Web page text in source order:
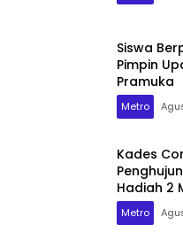
Siswa
Pimpin
Pramuka
Metro
Kades
Hadiah 2
Metro